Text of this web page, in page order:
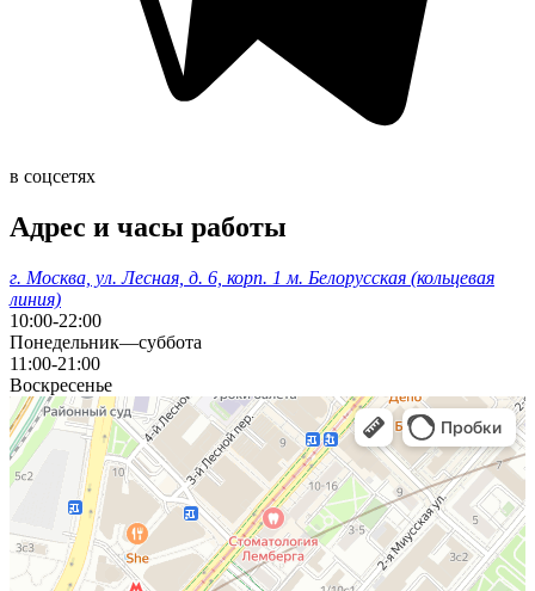
в соцсетях
Адрес и часы работы
г. Москва, ул. Лесная, д. 6, корп. 1 м. Белорусская (кольцевая
линия)
10:00-22:00
Понедельник—суббота
11:00-21:00
Воскресенье